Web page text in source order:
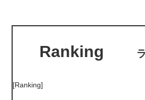
Ranking
[Ranking]